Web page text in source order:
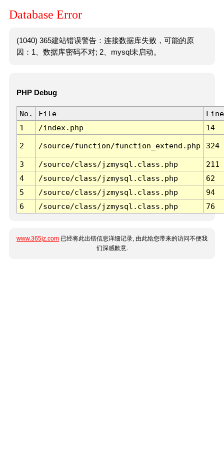
Database Error
(1040) 365建站错误警告：连接数据库失败，可能的原
因：1、数据库密码不对; 2、mysql未启动。
PHP Debug
No. File
Line
1
/index.php 14
2 /source/function/function_extend.php 324
3 /source/class/jzmysql.class.php
211
4
/source/class/jzmysql.class.php
62
5
/source/class/jzmysql.class.php
94
6
/source/class/jzmysql.class.php 76
www.365jz.com 已经将此出错信息详细记录, 由此给您带来的访问不便我
们深感歉意.